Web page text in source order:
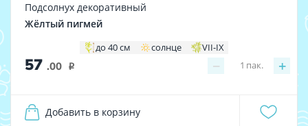
Подсолнух декоративный
Жёлтый пигмей
до 40 см солнце VII-IX
57 .00 i − +
1 пак.
Добавить в корзину